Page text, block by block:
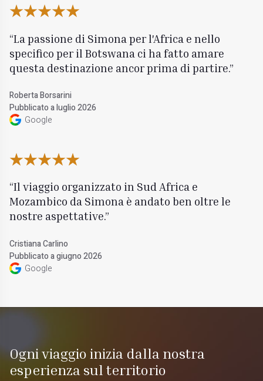
La passione di Simona per l'Africa e nello
specifico per il Botswana ci ha fatto amare
questa destinazione ancor prima di partire.
Roberta Borsarini
Pubblicato a luglio 2026
Google
Il viaggio organizzato in Sud Africa e
Mozambico da Simona è andato ben oltre le
nostre aspettative.
Cristiana Carlino
Pubblicato a giugno 2026
Google
Ogni viaggio inizia dalla nostra
esperienza sul territorio